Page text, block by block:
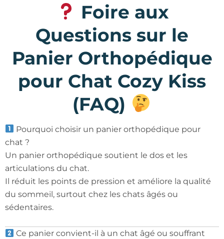
Foire aux
Questions sur le
Panier Orthopédique
pour Chat Cozy Kiss
(FAQ)
Pourquoi choisir un panier orthopédique pour
chat ?
Un panier orthopédique soutient le dos et les
articulations du chat.
Il réduit les points de pression et améliore la qualité
du sommeil, surtout chez les chats âgés ou
sédentaires.
Ce panier convient-il à un chat âgé ou souffrant